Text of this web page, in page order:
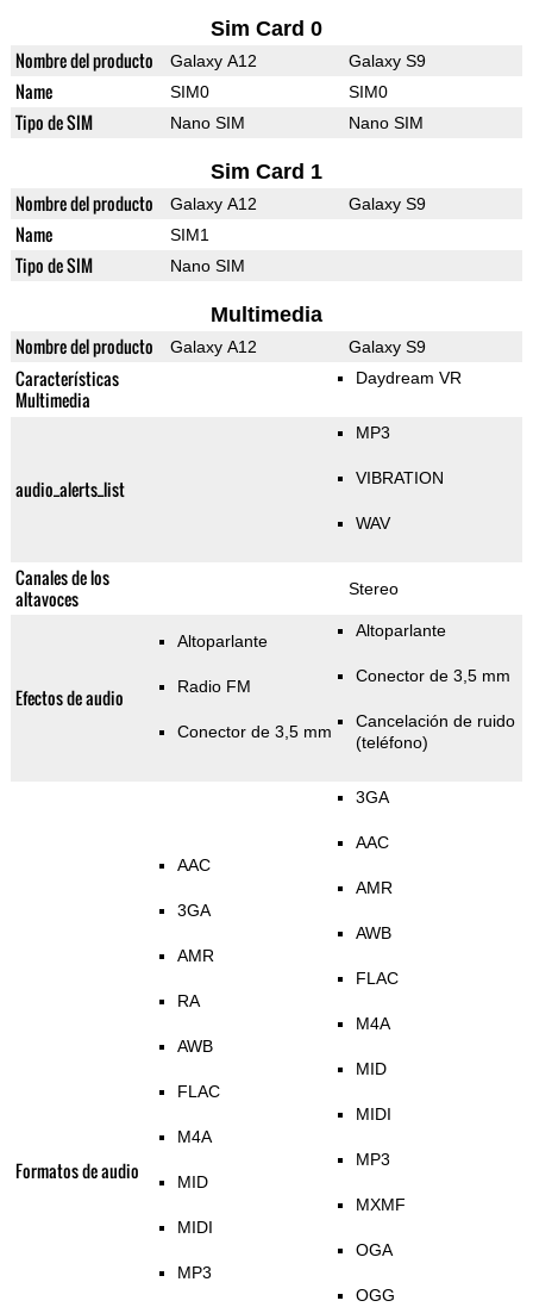
Sim Card 0
Nombre del producto Galaxy A12 Galaxy S9
Name SIM0 SIM0
Tipo de SIM Nano SIM Nano SIM
Sim Card 1
Nombre del producto Galaxy A12 Galaxy S9
Name SIM1
Tipo de SIM Nano SIM
Multimedia
Nombre del producto Galaxy A12 Galaxy S9
Características
Multimedia
Daydream VR
audio_alerts_list
MP3
VIBRATION
WAV
Canales de los
altavoces
Stereo
Efectos de audio
Altoparlante
Radio FM
Conector de 3,5 mm
Altoparlante
Conector de 3,5 mm
Cancelación de ruido
(teléfono)
Formatos de audio
AAC
3GA
AMR
RA
AWB
FLAC
M4A
MID
MIDI
MP3
3GA
AAC
AMR
AWB
FLAC
M4A
MID
MIDI
MP3
MXMF
OGA
OGG